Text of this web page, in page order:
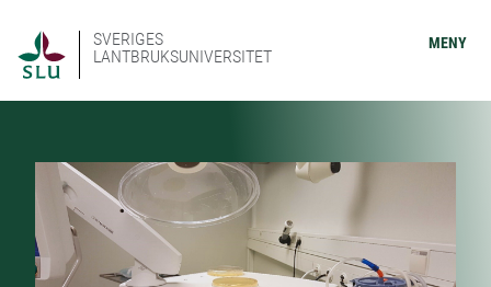
SVERIGES
LANTBRUKSUNIVERSITET
MENY